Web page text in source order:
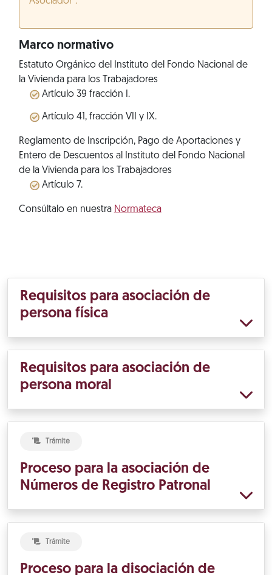
Marco normativo
Estatuto Orgánico del Instituto del Fondo Nacional de
la Vivienda para los Trabajadores
Artículo 39 fracción I.
Artículo 41, fracción VII y IX.
Reglamento de Inscripción, Pago de Aportaciones y
Entero de Descuentos al Instituto del Fondo Nacional
de la Vivienda para los Trabajadores
Artículo 7.
Consúltalo en nuestra Normateca
Requisitos para asociación de
persona física
Requisitos para asociación de
persona moral
Trámite
Proceso para la asociación de
Números de Registro Patronal
Trámite
Proceso para la disociación de